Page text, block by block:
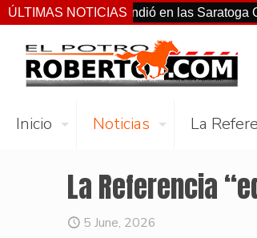
ÚLTIMAS NOTICIAS
Jr. sorprendió en las Saratoga Oaks G2
Inicio Noticias La
La Referencia
5 June, 2026